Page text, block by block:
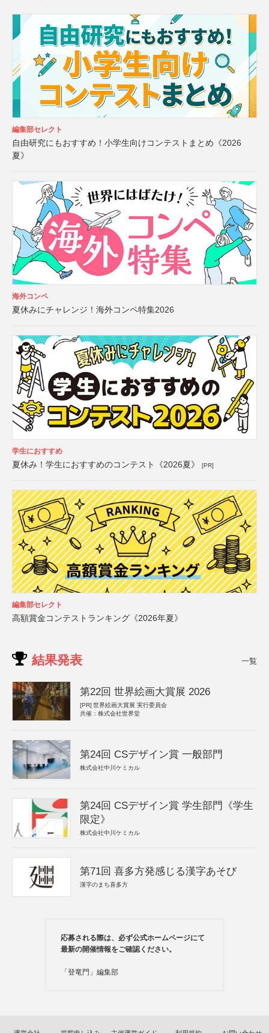
編集部セレクト
自由研究にもおすすめ！小学生向けコンテストまとめ《2026
夏》
海外コンペ
夏休みにチャレンジ！海外コンペ特集2026
学生におすすめ
夏休み！学生におすすめのコンテスト《2026夏》 [PR]
編集部セレクト
高額賞金コンテストランキング《2026年夏》
結果発表 一覧
第22回 世界絵画大賞展 2026
[PR] 世界絵画大賞展 実行委員会
共催：株式会社世界堂
第24回 CSデザイン賞 一般部門
株式会社中川ケミカル
第24回 CSデザイン賞 学生部門《学生
限定》
株式会社中川ケミカル
第71回 喜多方発感じる漢字あそび
漢字のまち喜多方
応募される際は、必ず公式ホームページにて
最新の開催情報をご確認ください。
「登竜門」編集部